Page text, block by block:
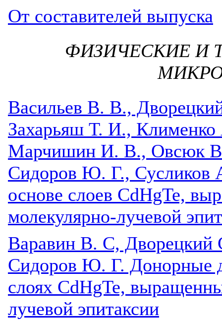
От составителей выпуска
ФИЗИЧЕСКИЕ И
Васильев В. В.,
Захарьяш Т. И.,
Марчишин И. В., Овсюк
Сидоров Ю. Г., Сусликов
основе слоев CdHgTe,
молекулярно-лучевой
Варавин В. С,
Сидоров Ю. Г. Донорные
слоях CdHgTe,
лучевой эпитаксии